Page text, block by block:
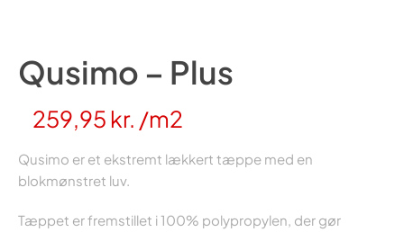
Qusimo – Plus
259,95 kr. /m2
Qusimo er et ekstremt lækkert tæppe med en
blokmønstret luv.
Tæppet er fremstillet i 100% polypropylen, der gør